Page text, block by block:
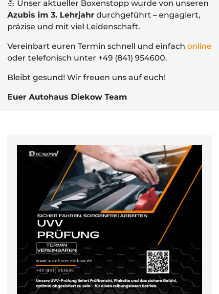
💪 Unser aktueller Boxenstopp wurde von unseren
Azubis im 3. Lehrjahr durchgeführt – engagiert,
präzise und mit viel Leidenschaft.
Vereinbart euren Termin schnell und einfach online
oder telefonisch unter +49 (841) 954600.
Bleibt gesund! Wir freuen uns auf euch!
Euer Autohaus Diekow Team